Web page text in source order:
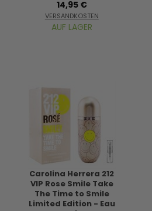
14,95 €
VERSANDKOSTEN
AUF LAGER
Carolina Herrera 212
VIP Rose Smile Take
The Time to Smile
Limited Edition - Eau